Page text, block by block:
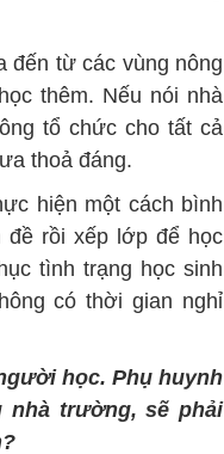
đến từ các vùng nông
thêm. Nếu nói nhà
tổ chức cho tất cả
thoả đáng.
hiện một cách bình
đề rồi xếp lớp để học
tình trạng học sinh
có thời gian nghỉ
học. Phụ huynh
nhà trường, sẽ phải